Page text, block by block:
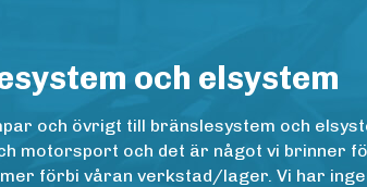
och elsystem
och övrigt till bränslesystem och
motorsport och det är något vi brinner
förbi våran verkstad/lager. Vi har